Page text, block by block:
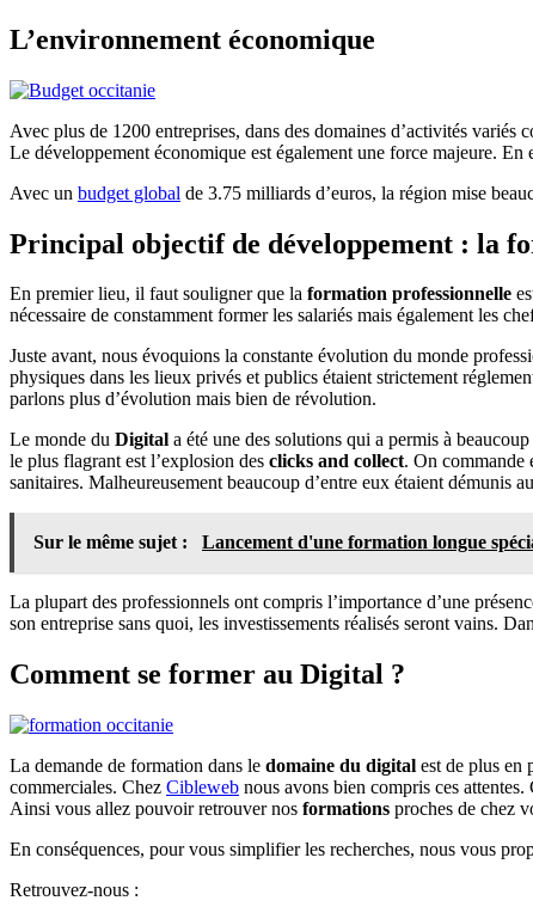
L’environnement économique
Avec plus de 1200 entreprises, dans des domaines d’activités
Le développement économique est également une force majeure.
Avec un budget global de 3.75 milliards d’euros, la région mise
Principal objectif de développement : la
En premier lieu, il faut souligner que la formation professionnelle
nécessaire de constamment former les salariés mais également les
Juste avant, nous évoquions la constante évolution du monde
physiques dans les lieux privés et publics étaient strictement
parlons plus d’évolution mais bien de révolution.
Le monde du Digital a été une des solutions qui a permis à
le plus flagrant est l’explosion des clicks and collect. On commande
sanitaires. Malheureusement beaucoup d’entre eux étaient démunis
Sur le même sujet : Lancement d'une formation longue
La plupart des professionnels ont compris l’importance d’une
son entreprise sans quoi, les investissements réalisés seront vains.
Comment se former au Digital ?
La demande de formation dans le domaine du digital est de plus en
commerciales. Chez Cibleweb nous avons bien compris ces
Ainsi vous allez pouvoir retrouver nos formations proches de chez
En conséquences, pour vous simplifier les recherches, nous vous
Retrouvez-nous :